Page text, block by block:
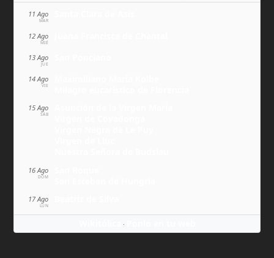
11 Ago
MAR
12 Ago
MIÉ
13 Ago
JUE
14 Ago
VIE
15 Ago
SÁB
16 Ago
DOM
17 Ago
LUN
·